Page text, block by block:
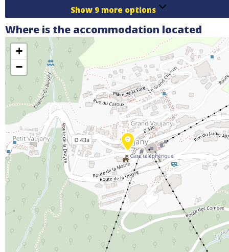
Show 9 more options
Where is the accommodation located
+
−